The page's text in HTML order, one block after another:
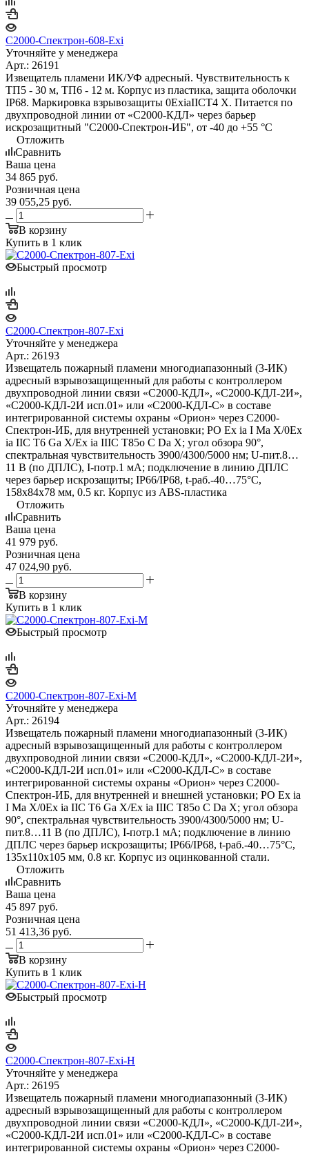
С2000-Спектрон-608-Exi
Уточняйте у менеджера
Арт.: 26191
Извещатель пламени ИК/УФ адресный. Чувствительность к
ТП5 - 30 м, ТП6 - 12 м. Корпус из пластика, защита оболочки
IP68. Маркировка взрывозащиты 0ExiaIICT4 X. Питается по
двухпроводной линии от «С2000-КДЛ» через барьер
искрозащитный "С2000-Спектрон-ИБ", от -40 до +55 °С
Отложить
Сравнить
Ваша цена
34 865 руб.
Розничная цена
39 055,25 руб.
В корзину
Купить в 1 клик
Быстрый просмотр
С2000-Спектрон-807-Exi
Уточняйте у менеджера
Арт.: 26193
Извещатель пожарный пламени многодиапазонный (3-ИК)
адресный взрывозащищенный для работы с контроллером
двухпроводной линии связи «С2000-КДЛ», «С2000-КДЛ-2И»,
«С2000-КДЛ-2И исп.01» или «С2000-КДЛ-С» в составе
интегрированной системы охраны «Орион» через С2000-
Спектрон-ИБ, для внутренней установки; PO Ex ia I Ma X/0Ex
ia IIC T6 Ga X/Ex ia IIIC T85o C Da X; угол обзора 90°,
спектральная чувствительность 3900/4300/5000 нм; U-пит.8…
11 В (по ДПЛС), I-потр.1 мА; подключение в линию ДПЛС
через барьер искрозащиты; IP66/IP68, t-раб.-40…75°C,
158х84х78 мм, 0.5 кг. Корпус из ABS-пластика
Отложить
Сравнить
Ваша цена
41 979 руб.
Розничная цена
47 024,90 руб.
В корзину
Купить в 1 клик
Быстрый просмотр
С2000-Спектрон-807-Exi-М
Уточняйте у менеджера
Арт.: 26194
Извещатель пожарный пламени многодиапазонный (3-ИК)
адресный взрывозащищенный для работы с контроллером
двухпроводной линии связи «С2000-КДЛ», «С2000-КДЛ-2И»,
«С2000-КДЛ-2И исп.01» или «С2000-КДЛ-С» в составе
интегрированной системы охраны «Орион» через С2000-
Спектрон-ИБ, для внутренней и внешней установки; PO Ex ia
I Ma X/0Ex ia IIC T6 Ga X/Ex ia IIIC T85o C Da X; угол обзора
90°, спектральная чувствительность 3900/4300/5000 нм; U-
пит.8…11 В (по ДПЛС), I-потр.1 мА; подключение в линию
ДПЛС через барьер искрозащиты; IP66/IP68, t-раб.-40…75°C,
135х110х105 мм, 0.8 кг. Корпус из оцинкованной стали.
Отложить
Сравнить
Ваша цена
45 897 руб.
Розничная цена
51 413,36 руб.
В корзину
Купить в 1 клик
Быстрый просмотр
С2000-Спектрон-807-Exi-Н
Уточняйте у менеджера
Арт.: 26195
Извещатель пожарный пламени многодиапазонный (3-ИК)
адресный взрывозащищенный для работы с контроллером
двухпроводной линии связи «С2000-КДЛ», «С2000-КДЛ-2И»,
«С2000-КДЛ-2И исп.01» или «С2000-КДЛ-С» в составе
интегрированной системы охраны «Орион» через С2000-